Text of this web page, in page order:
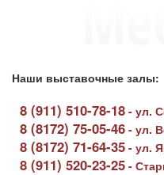
Наши выставочные залы:
8 (911) 510-78-18 - ул.
8 (8172) 75-05-46 - ул.
8 (8172) 71-64-35 - ул.
8 (911) 520-23-25 -